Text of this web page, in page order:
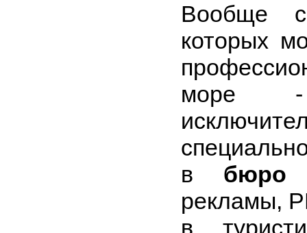
Вообще
которых
море -
в бюро
рекламы,
в